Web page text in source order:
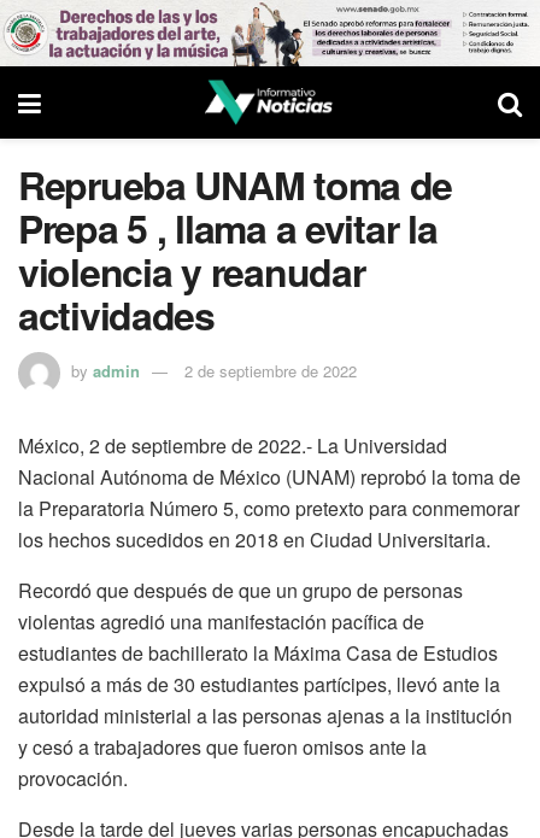
Reprueba UNAM toma de
Prepa 5 , llama a evitar la
violencia y reanudar
actividades
by admin 2 de septiembre de 2022
México, 2 de septiembre de 2022.- La Universidad
Nacional Autónoma de México (UNAM) reprobó la toma de
la Preparatoria Número 5, como pretexto para conmemorar
los hechos sucedidos en 2018 en Ciudad Universitaria.
Recordó que después de que un grupo de personas
violentas agredió una manifestación pacífica de
estudiantes de bachillerato la Máxima Casa de Estudios
expulsó a más de 30 estudiantes partícipes, llevó ante la
autoridad ministerial a las personas ajenas a la institución
y cesó a trabajadores que fueron omisos ante la
provocación.
Desde la tarde del jueves varias personas encapuchadas